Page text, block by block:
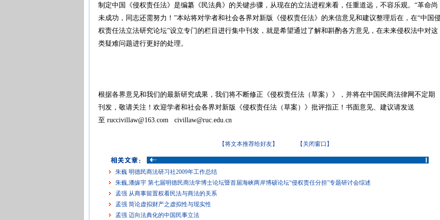
制定中国《侵权责任法》是编纂《民法典》的关键步骤，从现在的立法进程来看，任重道远，不容乐观。“革命尚
未成功，同志还需努力！”本站将对学者和社会各界对新版《侵权责任法》的来信意见和建议整理后在，在“中国
权责任法立法研究论坛”设立专门的栏目进行集中刊发，就是希望通过了解和斟酌各方意见，在未来侵权法中对这
类疑难问题进行更好的处理。
根据各界意见和我们的最新研究成果，我们将不断修正《侵权责任法（草案）》，并将在中国民商法律网不定期
刊发，敬请关注！欢迎学者和社会各界对新版《侵权责任法（草案）》批评指正！书面意见、建议请发送
至 ruccivillaw@163.com civillaw@ruc.edu.cn
【将文本推荐给好友】 【关闭窗口】
朱巍 明德民商法研习社2009年工作总结
朱巍,潘皞宇 第七届明德民商法学博士论坛暨首届海峡两岸博硕论坛“侵权责任分担”专题研讨会综述
孟强 从商事留置权看民法与商法的关系
孟强 简论虚拟财产之虚拟性与现实性
孟强 迈向法典化的中国民事立法